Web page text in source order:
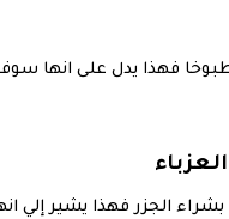
مطبوخا فهذا يدل على انها
بشراء الجزر فهذا يشير إلي